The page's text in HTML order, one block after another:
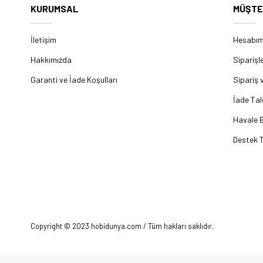
KURUMSAL
İletişim
Hakkımızda
Garanti ve İade Koşulları
Sipariş
İade
Havale
Destek
Copyright © 2023 hobidunya.com / Tüm hakları saklıdır.